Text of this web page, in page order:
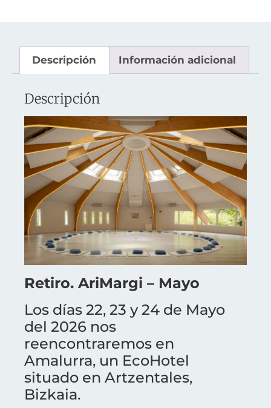
Descripción Información adicional
Descripción
Retiro. AriMargi – Mayo
Los días 22, 23 y 24 de Mayo
del 2026 nos
reencontraremos en
Amalurra, un EcoHotel
situado en Artzentales,
Bizkaia.